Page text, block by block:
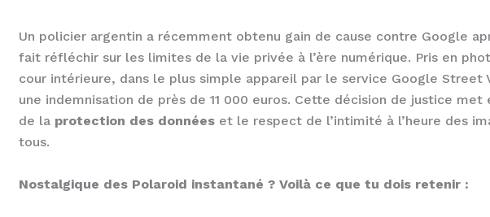
Un policier argentin a récemment obtenu gain de cause contre Google
fait réfléchir sur les limites de la vie privée à l’ère numérique. Pris en
cour intérieure, dans le plus simple appareil par le service Google Street
une indemnisation de près de 11 000 euros. Cette décision de justice met
de la protection des données et le respect de l’intimité à l’heure des
tous.
Nostalgique des Polaroid instantané ? Voilà ce que tu dois retenir :